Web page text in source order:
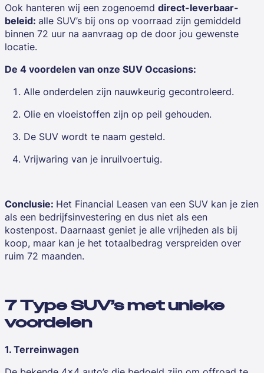
Ook hanteren wij een zogenoemd direct-leverbaar-
beleid: alle SUV’s bij ons op voorraad zijn gemiddeld
binnen 72 uur na aanvraag op de door jou gewenste
locatie.
De 4 voordelen van onze SUV Occasions:
Alle onderdelen zijn nauwkeurig gecontroleerd.
Olie en vloeistoffen zijn op peil gehouden.
De SUV wordt te naam gesteld.
Vrijwaring van je inruilvoertuig.
Conclusie: Het Financial Leasen van een SUV kan je zien
als een bedrijfsinvestering en dus niet als een
kostenpost. Daarnaast geniet je alle vrijheden als bij
koop, maar kan je het totaalbedrag verspreiden over
ruim 72 maanden.
7 Type SUV’s met unieke
voordelen
1. Terreinwagen